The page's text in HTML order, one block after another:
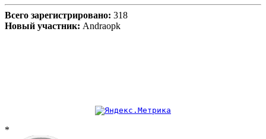
Всего зарегистрировано: 318
Новый участник: Andraopk
*